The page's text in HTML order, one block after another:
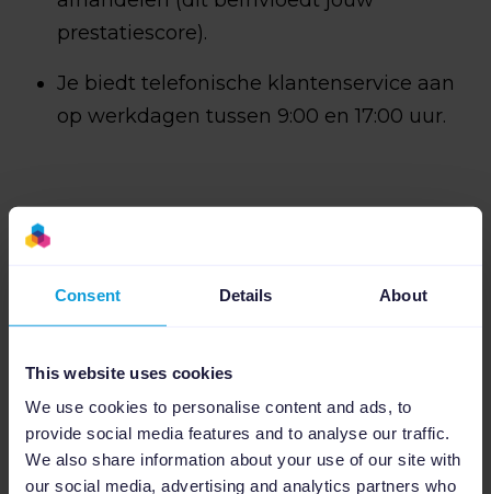
Consent Details About
This website uses cookies
We use cookies to personalise content and ads, to
provide social media features and to analyse our traffic.
We also share information about your use of our site with
our social media, advertising and analytics partners who
prestatiescore).
Je biedt telefonische klantenservice aan
op werkdagen tussen 9:00 en 17:00 uur.
Hoe begin je met
verkopen op